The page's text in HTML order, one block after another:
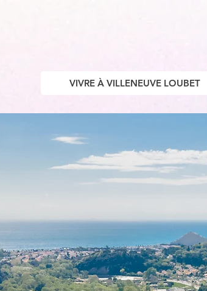
VIVRE À VILLENEUVE LOUBET